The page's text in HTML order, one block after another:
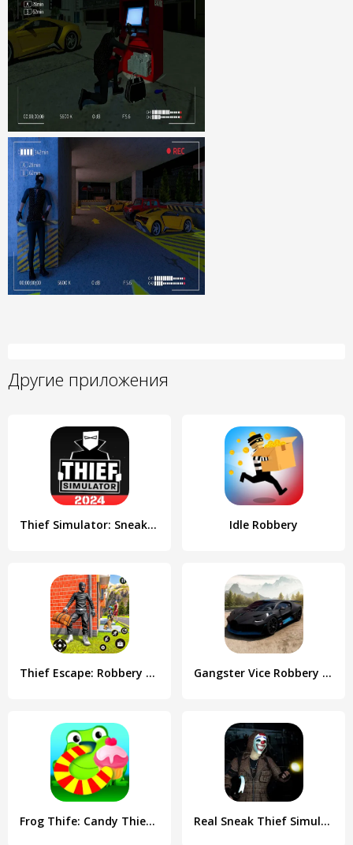
Другие приложения
Thief Simulator: Sneak & Steal Idle Robbery
Thief Escape: Robbery Game Gangster Vice Robbery Mafia
Frog Thife: Candy Thief Puzzle Real Sneak Thief Simulator 3D